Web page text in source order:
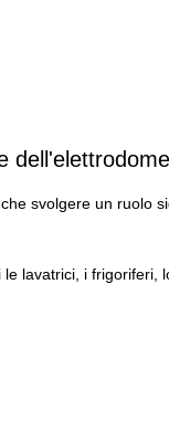
svolgere un ruolo
lavatrici, i frigoriferi,